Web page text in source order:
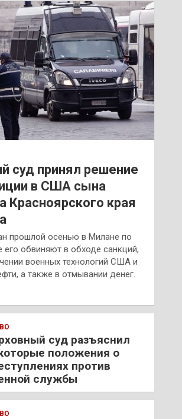
суд принял решение
в США сына
Красноярского края
прошлой осенью в Милане по
обвиняют в обходе санкций,
военных технологий США и
а также в отмывании денег.
суд разъяснил
положения о
против
службы